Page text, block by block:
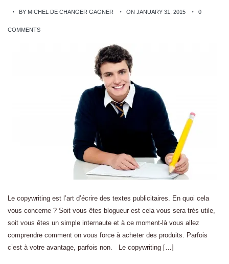
BY MICHEL DE CHANGER GAGNER ON JANUARY 31, 2015 0
COMMENTS
Le copywriting est l’art d’écrire des textes publicitaires. En quoi cela
vous concerne ? Soit vous êtes blogueur est cela vous sera très utile,
soit vous êtes un simple internaute et à ce moment-là vous allez
comprendre comment on vous force à acheter des produits. Parfois
c’est à votre avantage, parfois non. Le copywriting […]